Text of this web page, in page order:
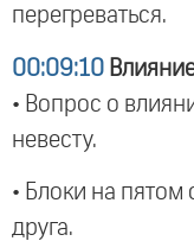
перегреваться.
00:09:10
• Вопрос о
невесту.
• Блоки на пятом
друга.